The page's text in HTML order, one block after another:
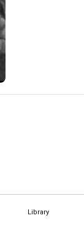
Library